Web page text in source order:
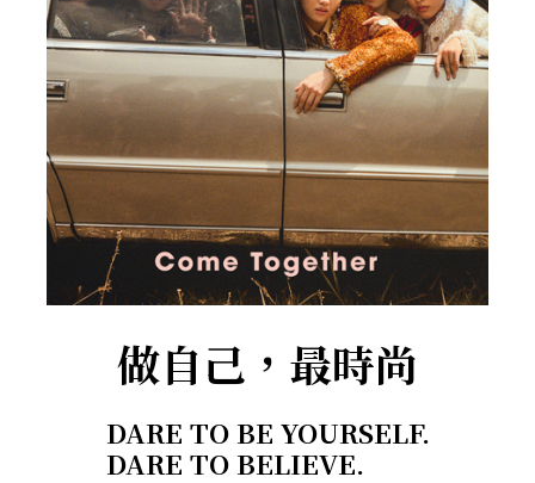
做自己，最時尚
DARE TO BE YOURSELF.
DARE TO BELIEVE.